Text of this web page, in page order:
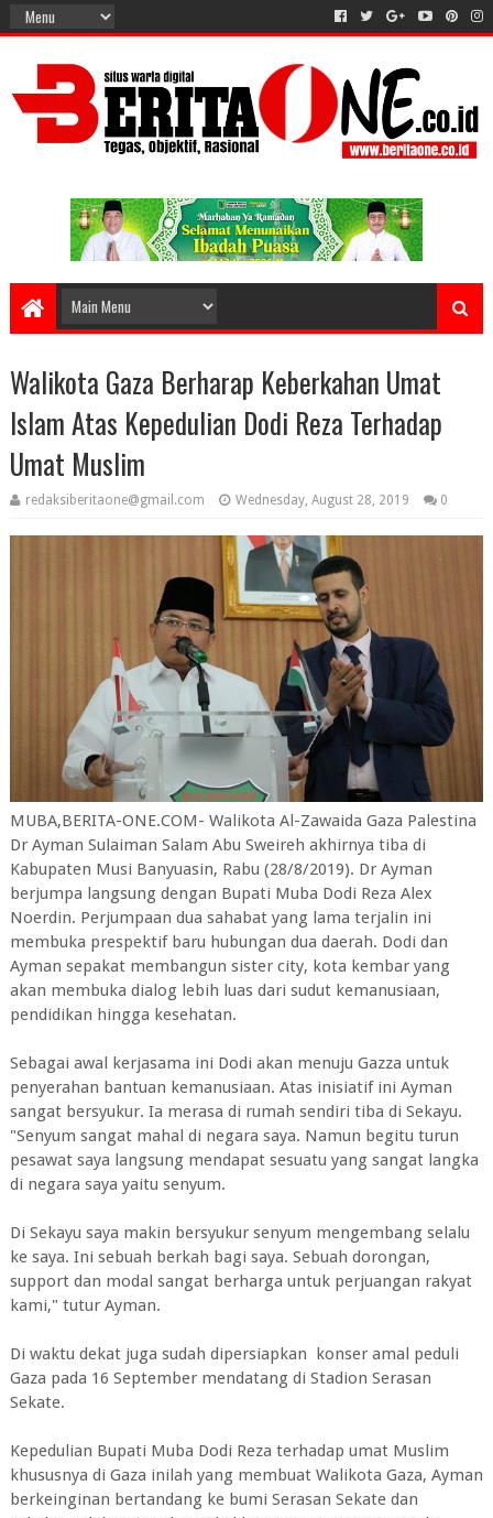
Walikota Gaza Berharap Keberkahan Umat
Islam Atas Kepedulian Dodi Reza Terhadap
Umat Muslim
redaksiberitaone@gmail.com Wednesday, August 28, 2019 0
MUBA,BERITA-ONE.COM- Walikota Al-Zawaida Gaza Palestina
Dr Ayman Sulaiman Salam Abu Sweireh akhirnya tiba di
Kabupaten Musi Banyuasin, Rabu (28/8/2019). Dr Ayman
berjumpa langsung dengan Bupati Muba Dodi Reza Alex
Noerdin. Perjumpaan dua sahabat yang lama terjalin ini
membuka prespektif baru hubungan dua daerah. Dodi dan
Ayman sepakat membangun sister city, kota kembar yang
akan membuka dialog lebih luas dari sudut kemanusiaan,
pendidikan hingga kesehatan.
Sebagai awal kerjasama ini Dodi akan menuju Gazza untuk
penyerahan bantuan kemanusiaan. Atas inisiatif ini Ayman
sangat bersyukur. Ia merasa di rumah sendiri tiba di Sekayu.
"Senyum sangat mahal di negara saya. Namun begitu turun
pesawat saya langsung mendapat sesuatu yang sangat langka
di negara saya yaitu senyum.
Di Sekayu saya makin bersyukur senyum mengembang selalu
ke saya. Ini sebuah berkah bagi saya. Sebuah dorongan,
support dan modal sangat berharga untuk perjuangan rakyat
kami," tutur Ayman.
Di waktu dekat juga sudah dipersiapkan konser amal peduli
Gaza pada 16 September mendatang di Stadion Serasan
Sekate.
Kepedulian Bupati Muba Dodi Reza terhadap umat Muslim
khususnya di Gaza inilah yang membuat Walikota Gaza, Ayman
berkeinginan bertandang ke bumi Serasan Sekate dan